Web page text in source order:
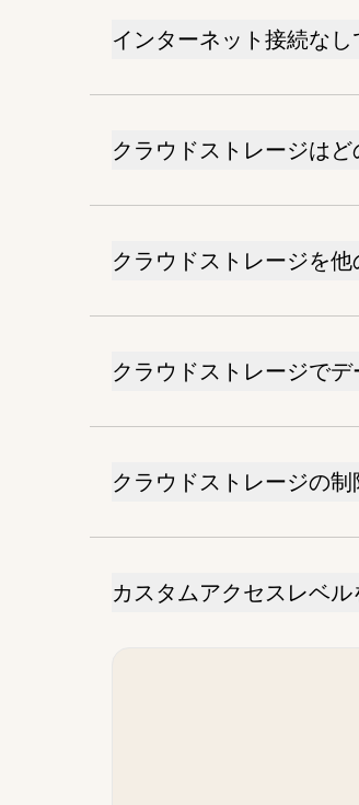
インターネット接続な
クラウドストレージは
クラウドストレージを
クラウドストレージで
クラウドストレージの
カスタムアクセスレベ